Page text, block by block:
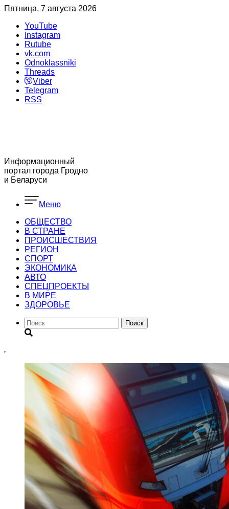
Пятница, 7 августа 2026
YouTube
Instagram
Rutube
vk.com
Odnoklassniki
Threads
Viber
Telegram
RSS
Информационный
портал города Гродно
и Беларуси
Меню
ОБЩЕСТВО
В СТРАНЕ
ПРОИСШЕСТВИЯ
РЕГИОН
CПОРТ
ЭКОНОМИКА
АВТО
СПЕЦПРОЕКТЫ
В МИРЕ
ЗДОРОВЬЕ
Поиск